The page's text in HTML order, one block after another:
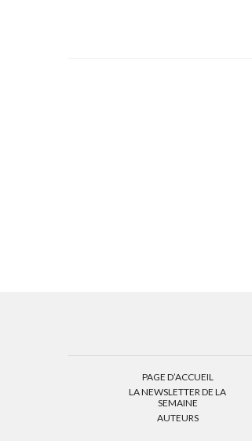
PAGE D’ACCUEIL
LA NEWSLETTER DE LA
SEMAINE
AUTEURS